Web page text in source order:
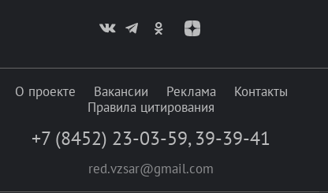
О проекте Вакансии Реклама
Контакты
Правила цитирования
+7 (8452) 23-03-59, 39-39-41
red.vzsar@gmail.com